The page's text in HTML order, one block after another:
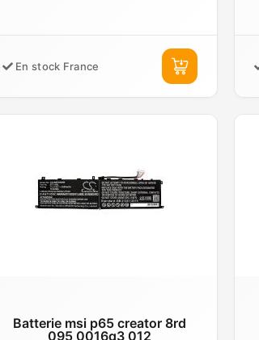
En stock France
Batterie msi p65 creator 8rd
095 0016q3 012